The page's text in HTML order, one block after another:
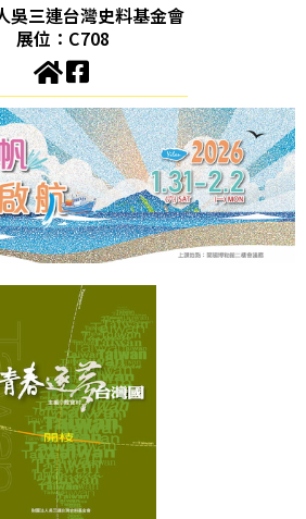
吳三連台灣史料基金會
展位：C708